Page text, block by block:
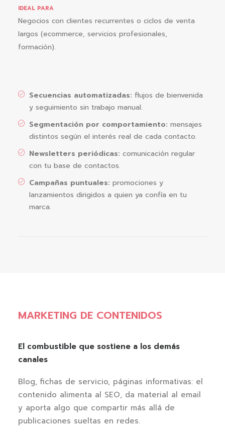
IDEAL PARA
Negocios con clientes recurrentes o ciclos de venta
largos (ecommerce, servicios profesionales,
formación).
Secuencias automatizadas: flujos de bienvenida
y seguimiento sin trabajo manual.
Segmentación por comportamiento: mensajes
distintos según el interés real de cada contacto.
Newsletters periódicas: comunicación regular
con tu base de contactos.
Campañas puntuales: promociones y
lanzamientos dirigidos a quien ya confía en tu
marca.
MARKETING DE CONTENIDOS
El combustible que sostiene a los demás
canales
Blog, fichas de servicio, páginas informativas: el
contenido alimenta al SEO, da material al email
y aporta algo que compartir más allá de
publicaciones sueltas en redes.